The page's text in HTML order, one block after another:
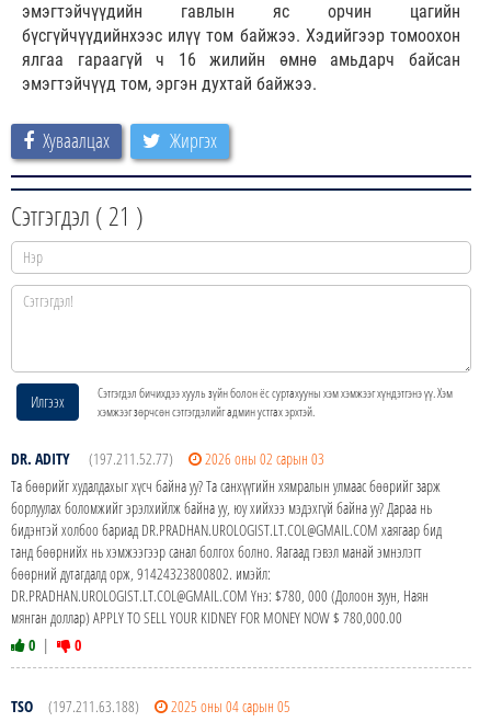
эмэгтэйчүүдийн гавлын яс орчин цагийн
бүсгүйчүүдийнхээс илүү том байжээ. Хэдийгээр томоохон
ялгаа гараагүй ч 16 жилийн өмнө амьдарч байсан
эмэгтэйчүүд том, эргэн духтай байжээ.
Хуваалцах Жиргэх
Сэтгэгдэл (21 )
Илгээх
Сэтгэгдэл бичихдээ хууль зүйн болон ёс суртахууны хэм хэмжээг хүндэтгэнэ үү. Хэм
хэмжээг зөрчсөн сэтгэгдэлийг админ устгах эрхтэй.
DR. ADITY (197.211.52.77)
2026 оны 02 сарын 03
Та бөөрийг худалдахыг хүсч байна уу? Та санхүүгийн хямралын улмаас бөөрийг зарж
борлуулах боломжийг эрэлхийлж байна уу, юу хийхээ мэдэхгүй байна уу? Дараа нь
бидэнтэй холбоо бариад DR.PRADHAN.UROLOGIST.LT.COL@GMAIL.COM хаягаар бид
танд бөөрнийх нь хэмжээгээр санал болгох болно. Яагаад гэвэл манай эмнэлэгт
бөөрний дутагдалд орж, 91424323800802. имэйл:
DR.PRADHAN.UROLOGIST.LT.COL@GMAIL.COM Yнэ: $780, 000 (Долоон зуун, Наян
мянган доллар) APPLY TO SELL YOUR KIDNEY FOR MONEY NOW $ 780,000.00
0 | 0
TSO (197.211.63.188)
2025 оны 04 сарын 05